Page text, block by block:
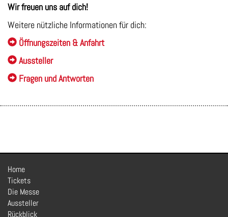
Wir freuen uns auf dich!
Weitere nützliche Informationen für dich:
Öffnungszeiten & Anfahrt
Aussteller
Fragen und Antworten
Home
Tickets
Die Messe
Aussteller
Rückblick